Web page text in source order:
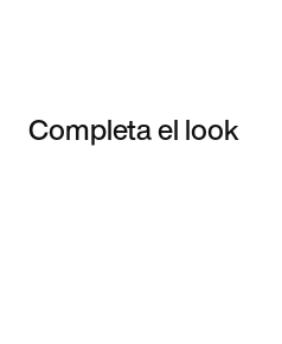
Completa el look